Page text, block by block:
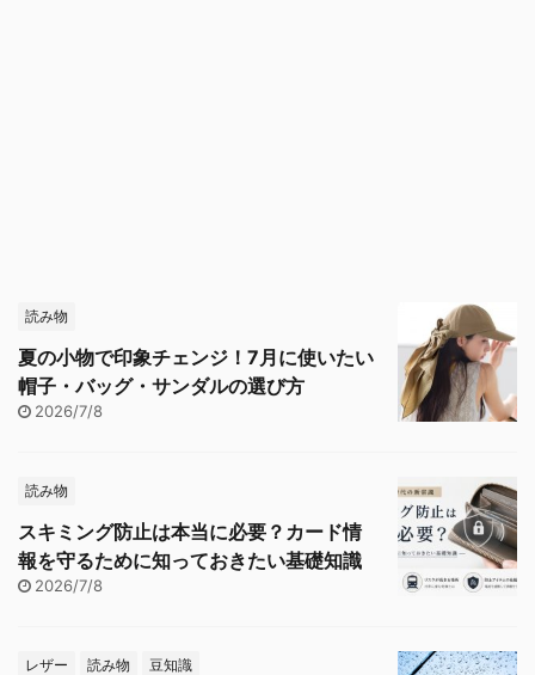
読み物
夏の小物で印象チェンジ！7月に使いたい
帽子・バッグ・サンダルの選び方
2026/7/8
読み物
スキミング防止は本当に必要？カード情
報を守るために知っておきたい基礎知識
2026/7/8
レザー 読み物 豆知識